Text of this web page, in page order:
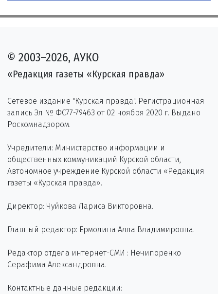
© 2003–2026, АУКО
«Редакция газеты «Курская правда»
Сетевое издание "Курская правда". Регистрационная
запись Эл № ФС77-79463 от 02 ноября 2020 г. Выдано
Роскомнадзором.
Учредители: Министерство информации и
общественных коммуникаций Курской области,
Автономное учреждение Курской области «Редакция
газеты «Курская правда».
Директор: Чуйкова Лариса Викторовна.
Главный редактор: Ермолина Алла Владимировна.
Редактор отдела интернет-СМИ : Нечипоренко
Серафима Александровна.
Контактные данные редакции: